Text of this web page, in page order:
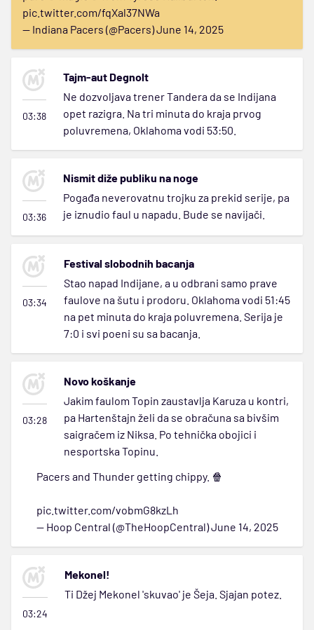
pic.twitter.com/fqXal37NWa
— Indiana Pacers (@Pacers)June 14, 2025
03:38
Tajm-aut Degnolt
Ne dozvoljava trener Tandera da se Indijana
opet razigra. Na tri minuta do kraja prvog
poluvremena, Oklahoma vodi 53:50.
03:36
Nismit diže publiku na noge
Pogađa neverovatnu trojku za prekid serije, pa
je iznudio faul u napadu. Bude se navijači.
03:34
Festival slobodnih bacanja
Stao napad Indijane, a u odbrani samo prave
faulove na šutu i prodoru. Oklahoma vodi 51:45
na pet minuta do kraja poluvremena. Serija je
7:0 i svi poeni su sa bacanja.
03:28
Novo koškanje
Jakim faulom Topin zaustavlja Karuza u kontri,
pa Hartenštajn želi da se obračuna sa bivšim
saigračem iz Niksa. Po tehnička obojici i
nesportska Topinu.
Pacers and Thunder getting chippy. 🍿
pic.twitter.com/vobmG8kzLh
— Hoop Central (@TheHoopCentral)June 14, 2025
03:24
Mekonel!
Ti Džej Mekonel 'skuvao' je Šeja. Sjajan potez.